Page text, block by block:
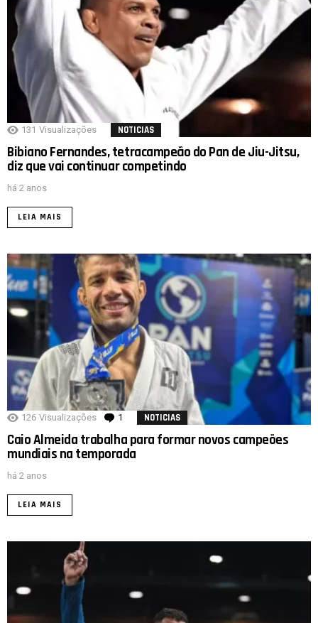
131 Visualizações NOTICIAS
Bibiano Fernandes, tetracampeão do Pan de Jiu-Jitsu,
diz que vai continuar competindo
há 2 anos
LEIA MAIS
126 Visualizações 1 comentário
NOTICIAS
Caio Almeida trabalha para formar novos campeões
mundiais na temporada
há 2 anos
LEIA MAIS